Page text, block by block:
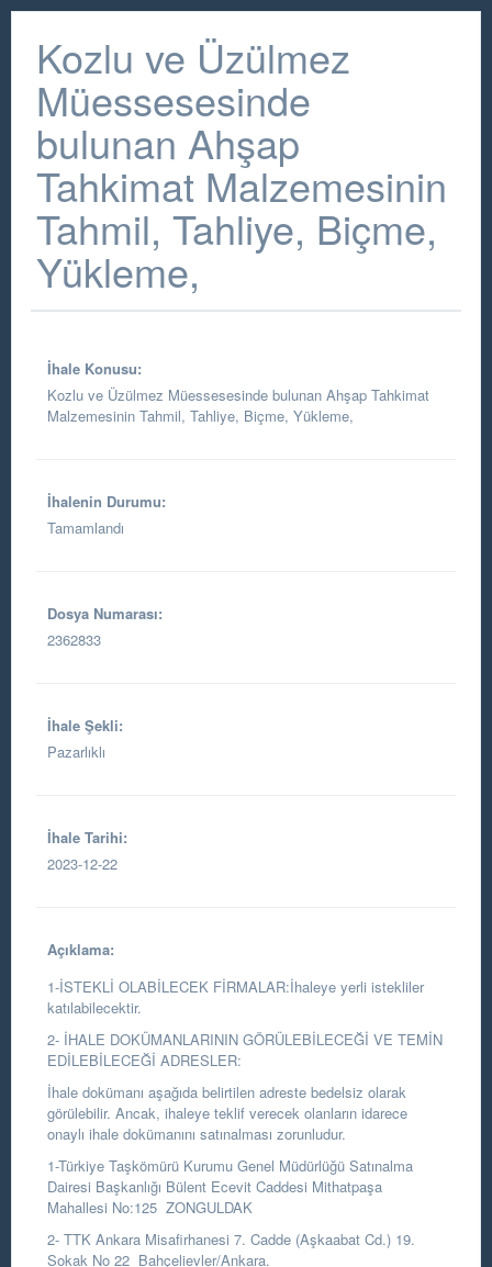
Kozlu ve Üzülmez
Müessesesinde
bulunan Ahşap
Tahkimat Malzemesinin
Tahmil, Tahliye, Biçme,
Yükleme,
İhale Konusu:
Kozlu ve Üzülmez Müessesesinde bulunan Ahşap Tahkimat
Malzemesinin Tahmil, Tahliye, Biçme, Yükleme,
İhalenin Durumu:
Tamamlandı
Dosya Numarası:
2362833
İhale Şekli:
Pazarlıklı
İhale Tarihi:
2023-12-22
Açıklama:
1-İSTEKLİ OLABİLECEK FİRMALAR:İhaleye yerli istekliler
katılabilecektir.
2- İHALE DOKÜMANLARININ GÖRÜLEBİLECEĞİ VE TEMİN
EDİLEBİLECEĞİ ADRESLER:
İhale dokümanı aşağıda belirtilen adreste bedelsiz olarak
görülebilir. Ancak, ihaleye teklif verecek olanların idarece
onaylı ihale dokümanını satınalması zorunludur.
1-Türkiye Taşkömürü Kurumu Genel Müdürlüğü Satınalma
Dairesi Başkanlığı Bülent Ecevit Caddesi Mithatpaşa
Mahallesi No:125 ZONGULDAK
2- TTK Ankara Misafirhanesi 7. Cadde (Aşkaabat Cd.) 19.
Sokak No 22 Bahçelievler/Ankara.